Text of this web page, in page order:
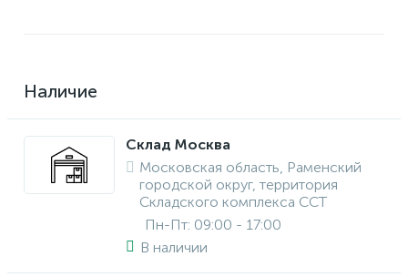
Наличие
Склад Москва
Московская область, Раменский
городской округ, территория
Складского комплекса ССТ
Пн-Пт: 09:00 - 17:00
В наличии